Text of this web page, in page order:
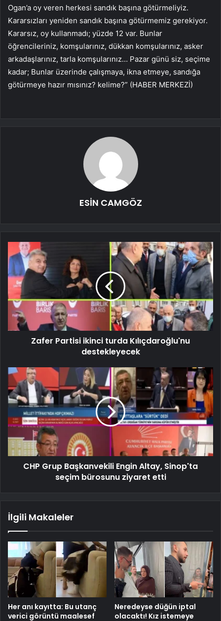
Ogan’a oy veren herkesi sandık başına götürmeliyiz.
Kararsızları yeniden sandık başına götürmemiz gerekiyor.
Kararsız, oy kullanmadı; yüzde 12 var. Bunlar
öğrencileriniz, komşularınız, dükkan komşularınız, asker
arkadaşlarınız, tarla komşularınız… Pazar günü siz, seçime
kadar; Bunlar üzerinde çalışmaya, ikna etmeye, sandığa
götürmeye hazır mısınız? kelime?” (HABER MERKEZİ)
ESİN CAMGÖZ
Zafer Partisi ikinci turda Kılıçdaroğlu'nu
destekleyecek
CHP Grup Başkanvekili Engin Altay, Sinop'ta
seçim bürosunu ziyaret etti
İlgili Makaleler
Her anı kayıtta: Bu utanç
verici görüntü maalesef
Neredeyse düğün iptal
olacaktı! Kız istemeye